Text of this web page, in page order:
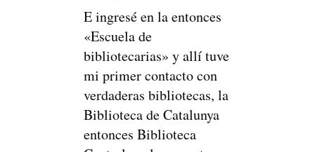
E ingresé en la entonces
«Escuela de
bibliotecarias» y allí tuve
mi primer contacto con
verdaderas bibliotecas, la
Biblioteca de Catalunya
entonces Biblioteca